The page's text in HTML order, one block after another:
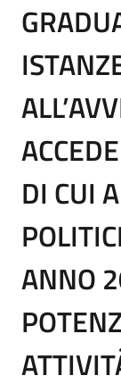
DI CUI
ANNO